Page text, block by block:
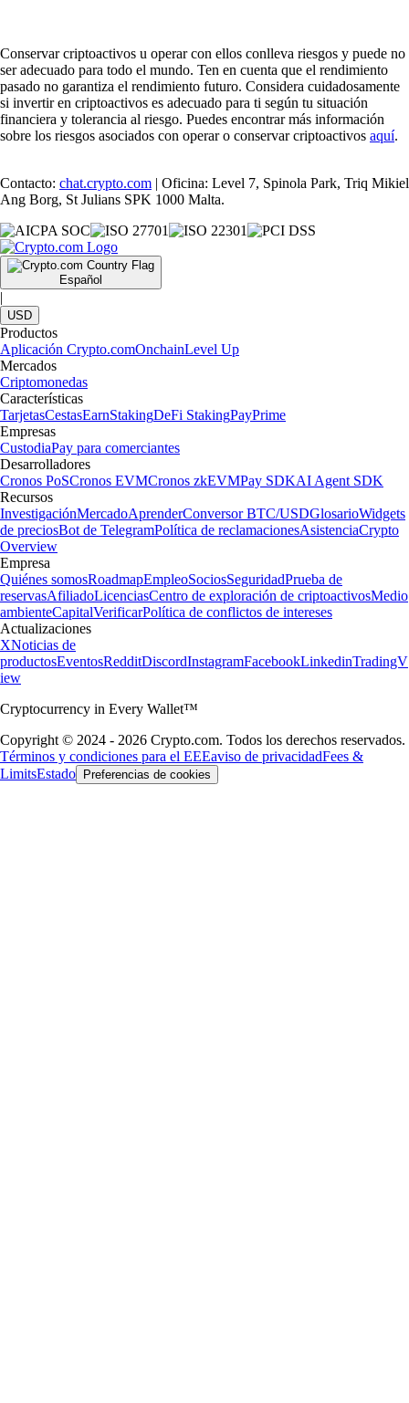
Conservar criptoactivos u operar con ellos conlleva riesgos y puede no
ser adecuado para todo el mundo. Ten en cuenta que el rendimiento
pasado no garantiza el rendimiento futuro. Considera cuidadosamente
si invertir en criptoactivos es adecuado para ti según tu situación
financiera y tolerancia al riesgo. Puedes encontrar más información
sobre los riesgos asociados con operar o conservar criptoactivos aquí.
Contacto: chat.crypto.com | Oficina: Level 7, Spinola Park, Triq Mikiel
Ang Borg, St Julians SPK 1000 Malta.
Español
|
USD
Productos
Aplicación Crypto.comOnchainLevel Up
Mercados
Criptomonedas
Características
TarjetasCestasEarnStakingDeFi StakingPayPrime
Empresas
CustodiaPay para comerciantes
Desarrolladores
Cronos PoSCronos EVMCronos zkEVMPay SDKAI Agent SDK
Recursos
InvestigaciónMercadoAprenderConversor BTC/USDGlosarioWidgets
de preciosBot de TelegramPolítica de reclamacionesAsistenciaCrypto
Overview
Empresa
Quiénes somosRoadmapEmpleoSociosSeguridadPrueba de
reservasAfiliadoLicenciasCentro de exploración de criptoactivosMedio
ambienteCapitalVerificarPolítica de conflictos de intereses
Actualizaciones
XNoticias de
productosEventosRedditDiscordInstagramFacebookLinkedinTradingV
iew
Cryptocurrency in Every Wallet™
Copyright © 2024 - 2026 Crypto.com. Todos los derechos reservados.
Términos y condiciones para el EEEaviso de privacidadFees &
LimitsEstado Preferencias de cookies